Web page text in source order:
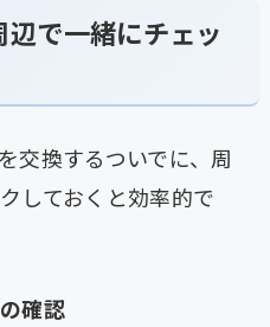
で一緒にチェッ
交換するついでに、周
しておくと効率的で
確認